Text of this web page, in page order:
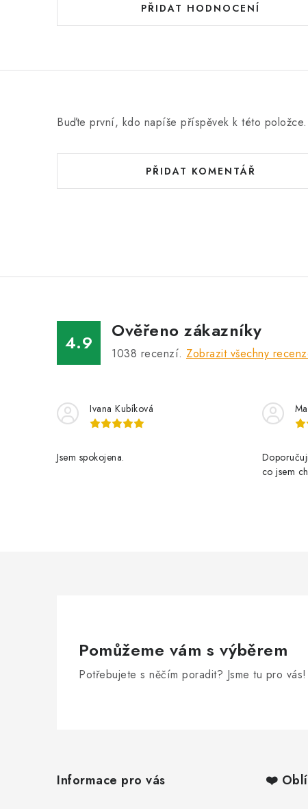
PŘIDAT HODNOCENÍ
Buďte první, kdo napíše příspěvek k této položce.
PŘIDAT KOMENTÁŘ
4.9
Ověřeno zákazníky
1038 recenzí. Zobrazit všechny
Ivana Kubíková
Jsem spokojena.
co jsem
Pomůžeme vám s výběrem
Potřebujete s něčím poradit? Jsme tu pro vás!
Informace pro vás ❤️